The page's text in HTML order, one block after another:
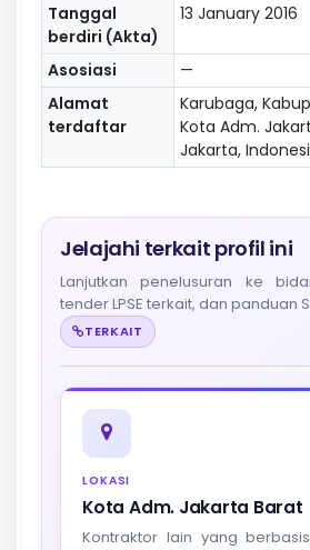
Tanggal
berdiri (Akta)
13 January 2016
Asosiasi
—
Alamat
terdaftar
Karubaga,
Kota Adm.
Jakarta,
Jelajahi terkait profil ini
Lanjutkan penelusuran ke
tender LPSE terkait, dan panduan
TERKAIT
LOKASI
Kota Adm. Jakarta Barat
Kontraktor lain yang